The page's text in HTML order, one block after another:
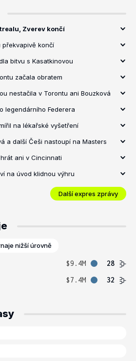
Zverev končí
překvapivě končí
bitvu s Kasatkinovou
začala obratem
nestačila v Torontu ani Bouzková
legendárního Federera
na lékařské vyšetření
a další Češi nastoupí na Masters
ani v Cincinnati
na úvod klidnou výhru
Další expres zprávy
nižší úrovně
$9.4M
28
$7.4M 32